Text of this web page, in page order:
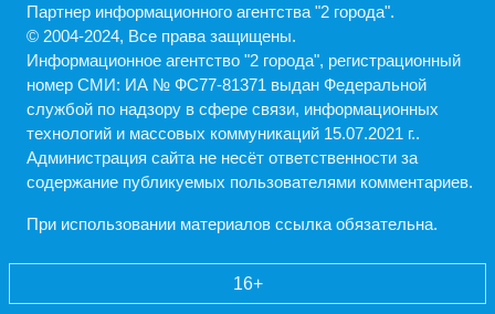
Партнер информационного агентства "2 города".
© 2004-2024, Все права защищены.
Информационное агентство "2 города", регистрационный
номер СМИ: ИА № ФС77-81371 выдан Федеральной
службой по надзору в сфере связи, информационных
технологий и массовых коммуникаций 15.07.2021 г..
Администрация cайта не несёт ответственности за
содержание публикуемых пользователями комментариев.
При использовании материалов ссылка обязательна.
16+